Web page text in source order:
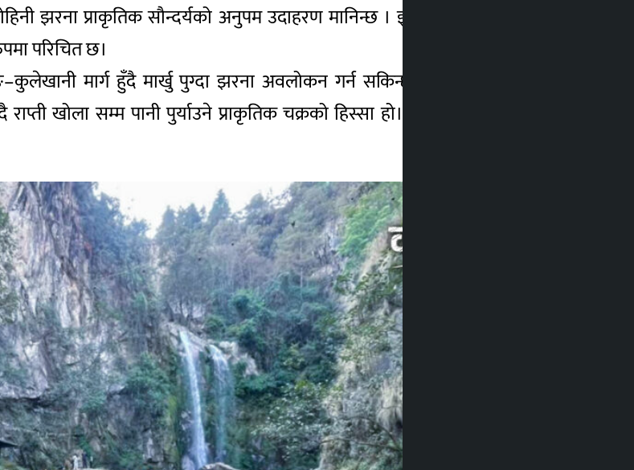
झरना प्राकृतिक सौन्दर्यको अनुपम उदाहरण मानिन्छ । इन्द्र सरोवरको छेवैमा पर्ने यो
परिचित छ।
मार्ग हुँदै मार्खु पुग्दा झरना अवलोकन गर्न सकिन्छ। सुनसान जंगलको नीरव
खोला सम्म पानी पुर्याउने प्राकृतिक चक्रको हिस्सा हो। प्रकृतिप्रेमी र ट्राभलरहरूका